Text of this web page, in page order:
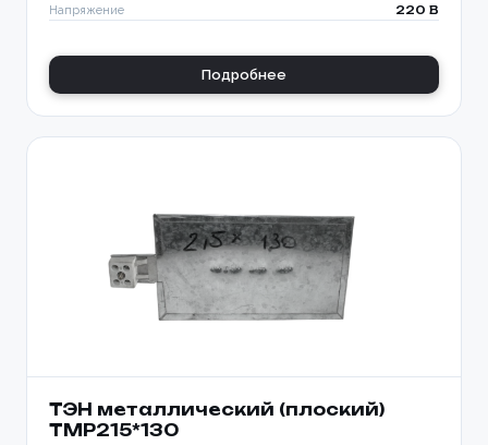
Напряжение 220 В
Подробнее
ТЭН металлический (плоский)
TMP215*130